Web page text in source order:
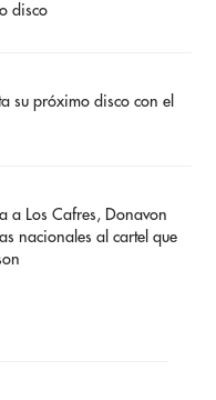
disco
su próximo disco con el
a Los Cafres, Donavon
nacionales al cartel que